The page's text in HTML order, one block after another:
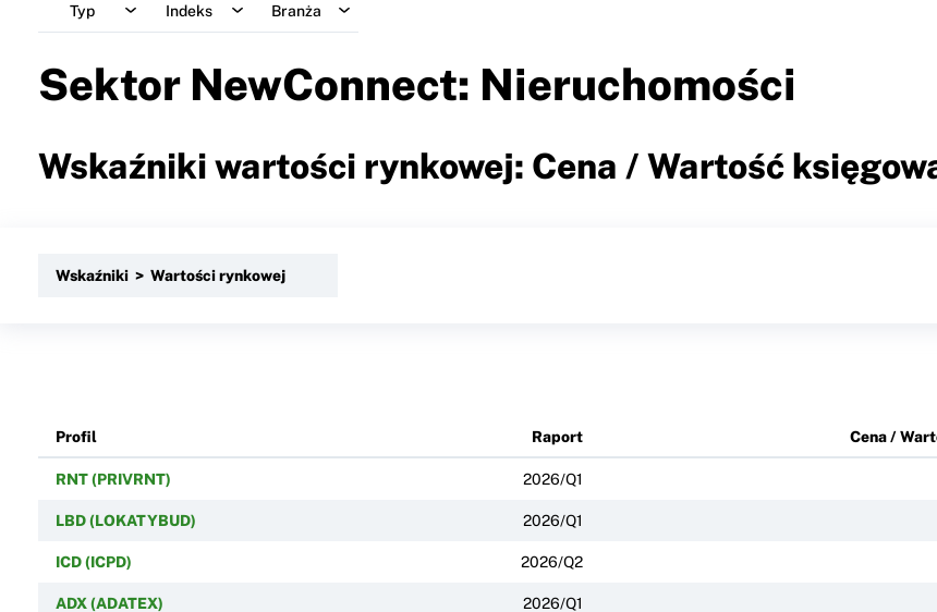
Typ Indeks Branża
Sektor NewConnect: Nieruchomości
Wskaźniki wartości rynkowej: Cena / Wartość
Wskaźniki > Wartości rynkowej
Profil Raport Cena /
RNT (PRIVRNT) 2026/Q1
LBD (LOKATYBUD) 2026/Q1
ICD (ICPD) 2026/Q2
ADX (ADATEX) 2026/Q1